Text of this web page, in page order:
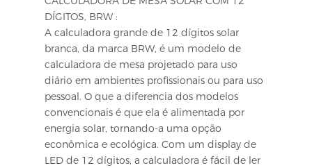
DÍGITOS, BRW :
A calculadora grande de 12 dígitos solar
branca, da marca BRW, é um modelo de
calculadora de mesa projetado para uso
diário em ambientes profissionais ou para uso
pessoal. O que a diferencia dos modelos
convencionais é que ela é alimentada por
energia solar, tornando-a uma opção
econômica e ecológica. Com um display de
LED de 12 dígitos, a calculadora é fácil de ler